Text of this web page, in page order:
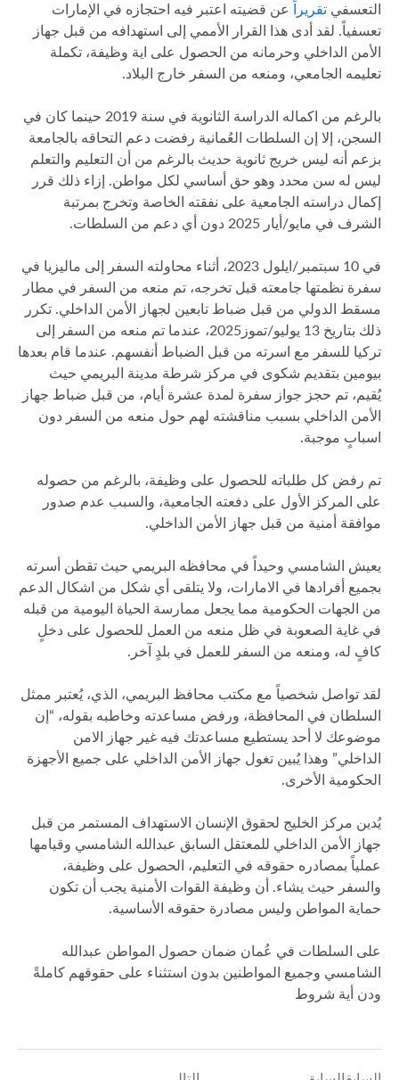
التعسفي تقريراً عن قضيته اعتبر فيه احتجازه في الإمارات
تعسفياً. لقد أدى هذا القرار الأممي إلى استهدافه من قبل جهاز
الأمن الداخلي وحرمانه من الحصول على اية وظيفة، تكملة
تعليمه الجامعي، ومنعه من السفر خارج البلاد.
بالرغم من اكماله الدراسة الثانوية في سنة 2019 حينما كان في
السجن، إلا إن السلطات العُمانية رفضت دعم التحاقه بالجامعة
بزعم أنه ليس خريج ثانوية حديث بالرغم من أن التعليم والتعلم
ليس له سن محدد وهو حق أساسي لكل مواطن. إزاء ذلك قرر
إكمال دراسته الجامعية على نفقته الخاصة وتخرج بمرتبة
الشرف في مايو/أيار 2025 دون أي دعم من السلطات.
في 10 سبتمبر/ايلول 2023، أثناء محاولته السفر إلى ماليزيا في
سفرة نظمتها جامعته قبل تخرجه، تم منعه من السفر في مطار
مسقط الدولي من قبل ضباط تابعين لجهاز الأمن الداخلي. تكرر
ذلك بتاريخ 13 يوليو/تموز2025، عندما تم منعه من السفر إلى
تركيا للسفر مع اسرته من قبل الضباط أنفسهم. عندما قام بعدها
بيومين بتقديم شكوى في مركز شرطة مدينة البريمي حيث
يُقيم، تم حجز جواز سفرة لمدة عشرة أيام، من قبل ضباط جهاز
الأمن الداخلي بسبب مناقشته لهم حول منعه من السفر دون
اسبابٍ موجبة.
تم رفض كل طلباته للحصول على وظيفة، بالرغم من حصوله
على المركز الأول على دفعته الجامعية، والسبب عدم صدور
موافقة أمنية من قبل جهاز الأمن الداخلي.
يعيش الشامسي وحيداً في محافظه البريمي حيث تقطن أسرته
بجميع أفرادها في الامارات، ولا يتلقى أي شكل من اشكال الدعم
من الجهات الحكومية مما يجعل ممارسة الحياة اليومية من قبله
في غاية الصعوبة في ظل منعه من العمل للحصول على دخلٍ
كافٍ له، ومنعه من السفر للعمل في بلدٍ آخر.
لقد تواصل شخصياً مع مكتب محافظ البريمي، الذي، يُعتبر ممثل
السلطان في المحافظة، ورفض مساعدته وخاطبه بقوله، “إن
موضوعك لا أحد يستطيع مساعدتك فيه غير جهاز الامن
الداخلي” وهذا يُبين تغول جهاز الأمن الداخلي على جميع الأجهزة
الحكومية الأخرى.
يُدين مركز الخليج لحقوق الإنسان الاستهداف المستمر من قبل
جهاز الأمن الداخلي للمعتقل السابق عبدالله الشامسي وقيامها
عملياً بمصادره حقوقه في التعليم، الحصول على وظيفة،
والسفر حيث يشاء. أن وظيفة القوات الأمنية يجب أن تكون
حماية المواطن وليس مصادرة حقوقه الأساسية.
على السلطات في عُمان ضمان حصول المواطن عبدالله
الشامسي وجميع المواطنين بدون استثناء على حقوقهم كاملةً
ودن أية شروط